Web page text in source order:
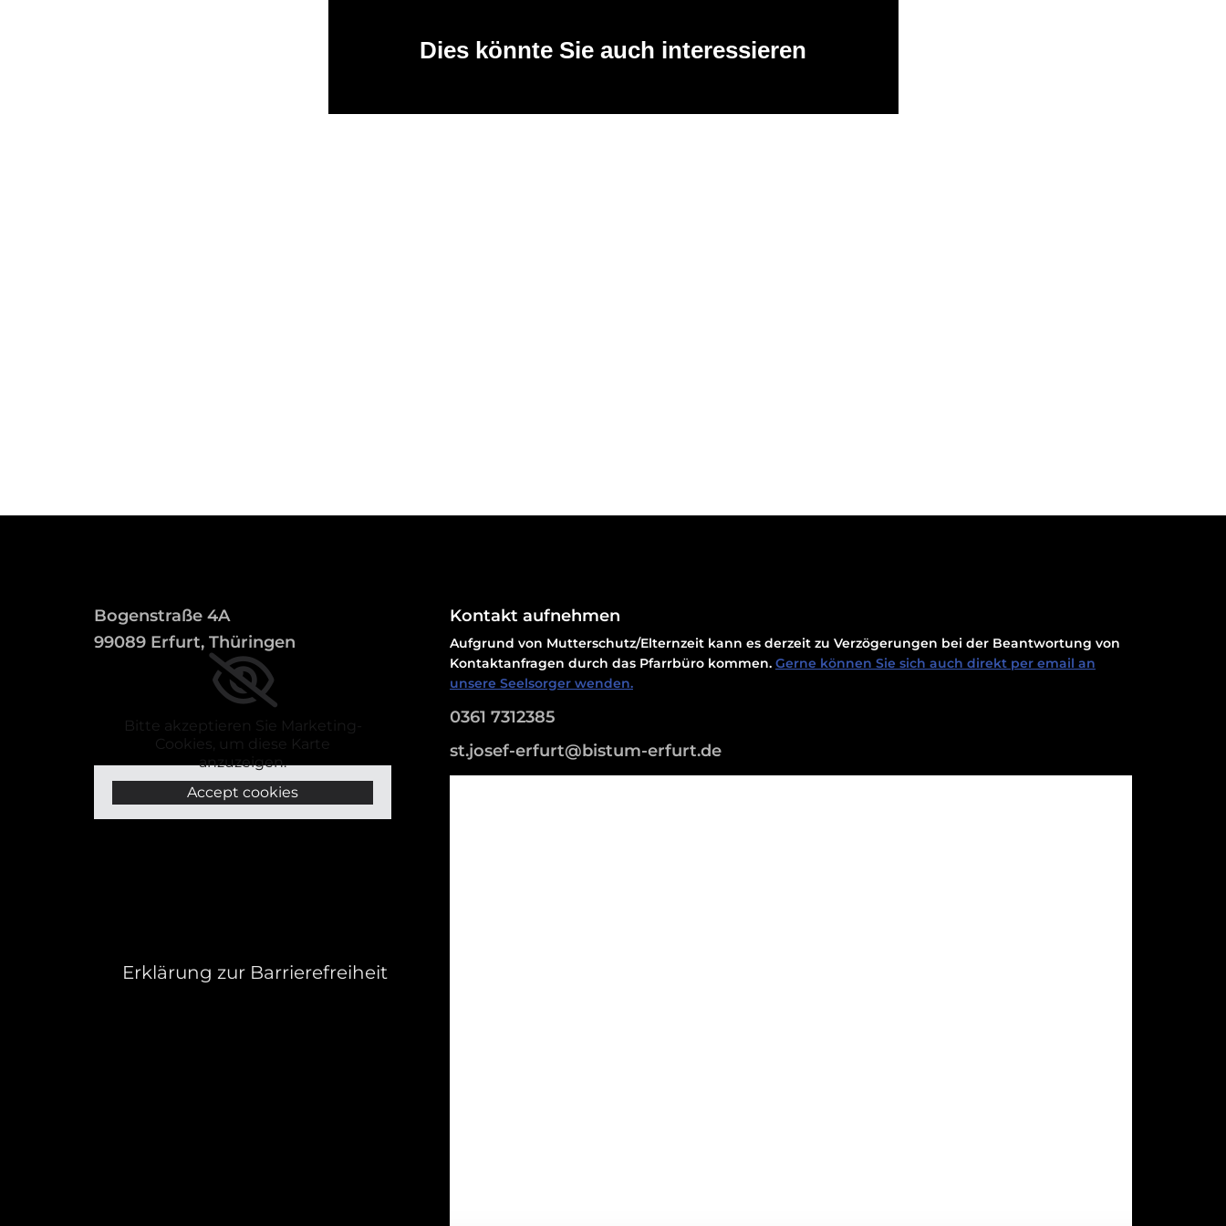
Dies könnte Sie auch interessieren
Bogenstraße 4A
99089 Erfurt, Thüringen
Bitte akzeptieren Sie Marketing-
Cookies, um diese Karte
anzuzeigen.
Accept cookies
Erklärung zur Barrierefreiheit
Kontakt aufnehmen
Aufgrund von Mutterschutz/Elternzeit kann es derzeit zu Verzögerungen bei der Beantwortung von
Kontaktanfragen durch das Pfarrbüro kommen. Gerne können Sie sich auch direkt per email an
unsere Seelsorger wenden.
0361 7312385
st.josef-erfurt@bistum-erfurt.de